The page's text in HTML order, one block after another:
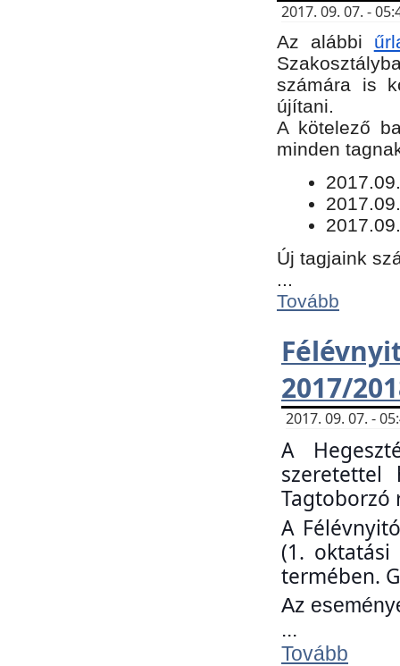
2017. 09. 07. -
Az alábbi
számára is
újítani.
​A kötelező
minden
Új tagjaink
Tovább
2017/
2017. 09. 07. -
A
Tagtoborzó
A
(1. oktatási
termében.
Az
...
Tovább